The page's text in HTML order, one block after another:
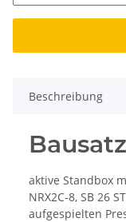
Beschreibung
aktive Standbox
NRX2C-8, SB 26
aufgespielten